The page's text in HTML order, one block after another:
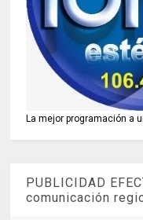
La mejor programación a
PUBLICIDAD
comunicación